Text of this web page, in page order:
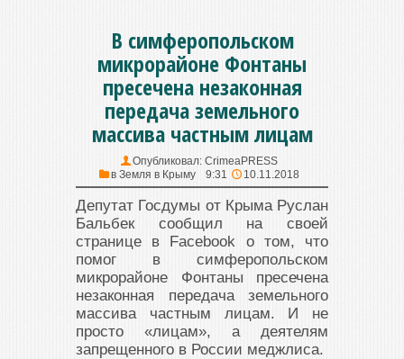
В симферопольском
микрорайоне Фонтаны
пресечена незаконная
передача земельного
массива частным лицам
Опубликовал: CrimeaPRESS
в Земля в Крыму 9:31 10.11.2018
Депутат Госдумы от Крыма Руслан
Бальбек сообщил на своей
странице в Facebook о том, что
помог в симферопольском
микрорайоне Фонтаны пресечена
незаконная передача земельного
массива частным лицам. И не
просто «лицам», а деятелям
запрещенного в России меджлиса.